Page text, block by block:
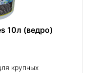
10л (ведро)
крупных